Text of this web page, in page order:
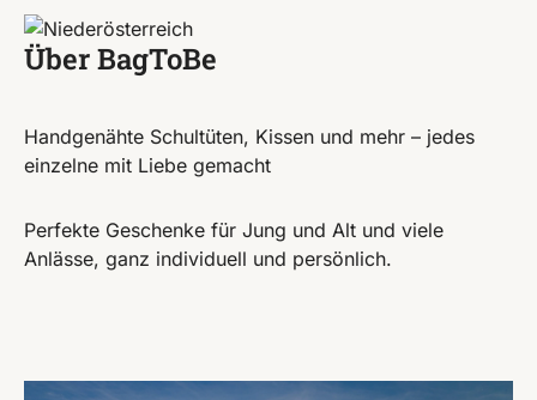
Über BagToBe
Handgenähte Schultüten, Kissen und mehr – jedes
einzelne mit Liebe gemacht
Perfekte Geschenke für Jung und Alt und viele
Anlässe, ganz individuell und persönlich.